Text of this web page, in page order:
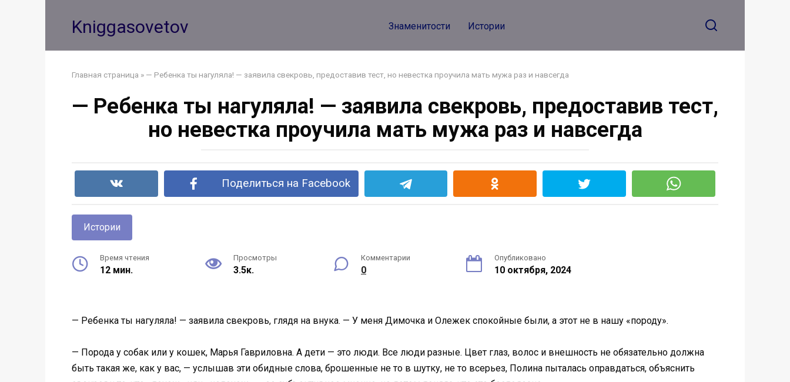
Kniggasovetov Знаменитости Истории
Главная страница » — Ребенка ты нагуляла! — заявила свекровь, предоставив тест, но невестка проучила мать мужа раз и навсегда
— Ребенка ты нагуляла! — заявила свекровь, предоставив тест,
но невестка проучила мать мужа раз и навсегда
Поделиться на Facebook
Истории
Время чтения
12 мин.
Просмотры
3.5к.
Комментарии
0
Опубликовано
10 октября, 2024
— Ребенка ты нагуляла! — заявила свекровь, глядя на внука. — У меня Димочка и Олежек спокойные были, а этот не в нашу «породу».
— Порода у собак или у кошек, Марья Гавриловна. А дети — это люди. Все люди разные. Цвет глаз, волос и внешность не обязательно должна
быть такая же, как у вас, — услышав эти обидные слова, брошенные не то в шутку, не то всерьез, Полина пыталась оправдаться, объяснить